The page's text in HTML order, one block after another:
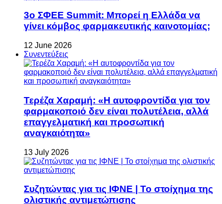
3ο ΣΦΕΕ Summit: Μπορεί η Ελλάδα να
γίνει κόμβος φαρμακευτικής καινοτομίας;
12 June 2026
Συνεντεύξεις
Τερέζα Χαραμή: «Η αυτοφροντίδα για τον
φαρμακοποιό δεν είναι πολυτέλεια, αλλά
επαγγελματική και προσωπική
αναγκαιότητα»
13 July 2026
Συζητώντας για τις ΙΦΝΕ | Το στοίχημα της
ολιστικής αντιμετώπισης